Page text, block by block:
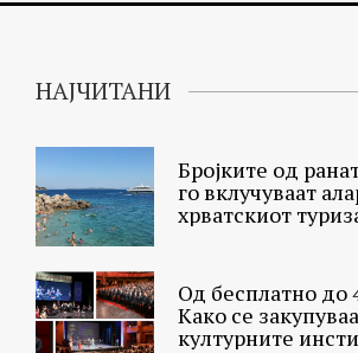
НАЈЧИТАНИ
Бројките од
го вклучуваат
хрватскиот
Од бесплатно до
Како се
културните